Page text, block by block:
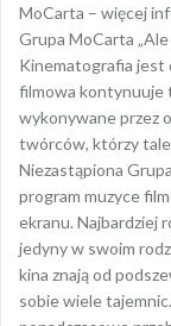
MoCarta – więcej
Grupa MoCarta „Ale
Kinematografia jest
filmowa kontynuuje
wykonywane przez
twórców, którzy
Niezastąpiona
program muzyce
ekranu. Najbardziej
jedyny w swoim
kina znają od
sobie wiele